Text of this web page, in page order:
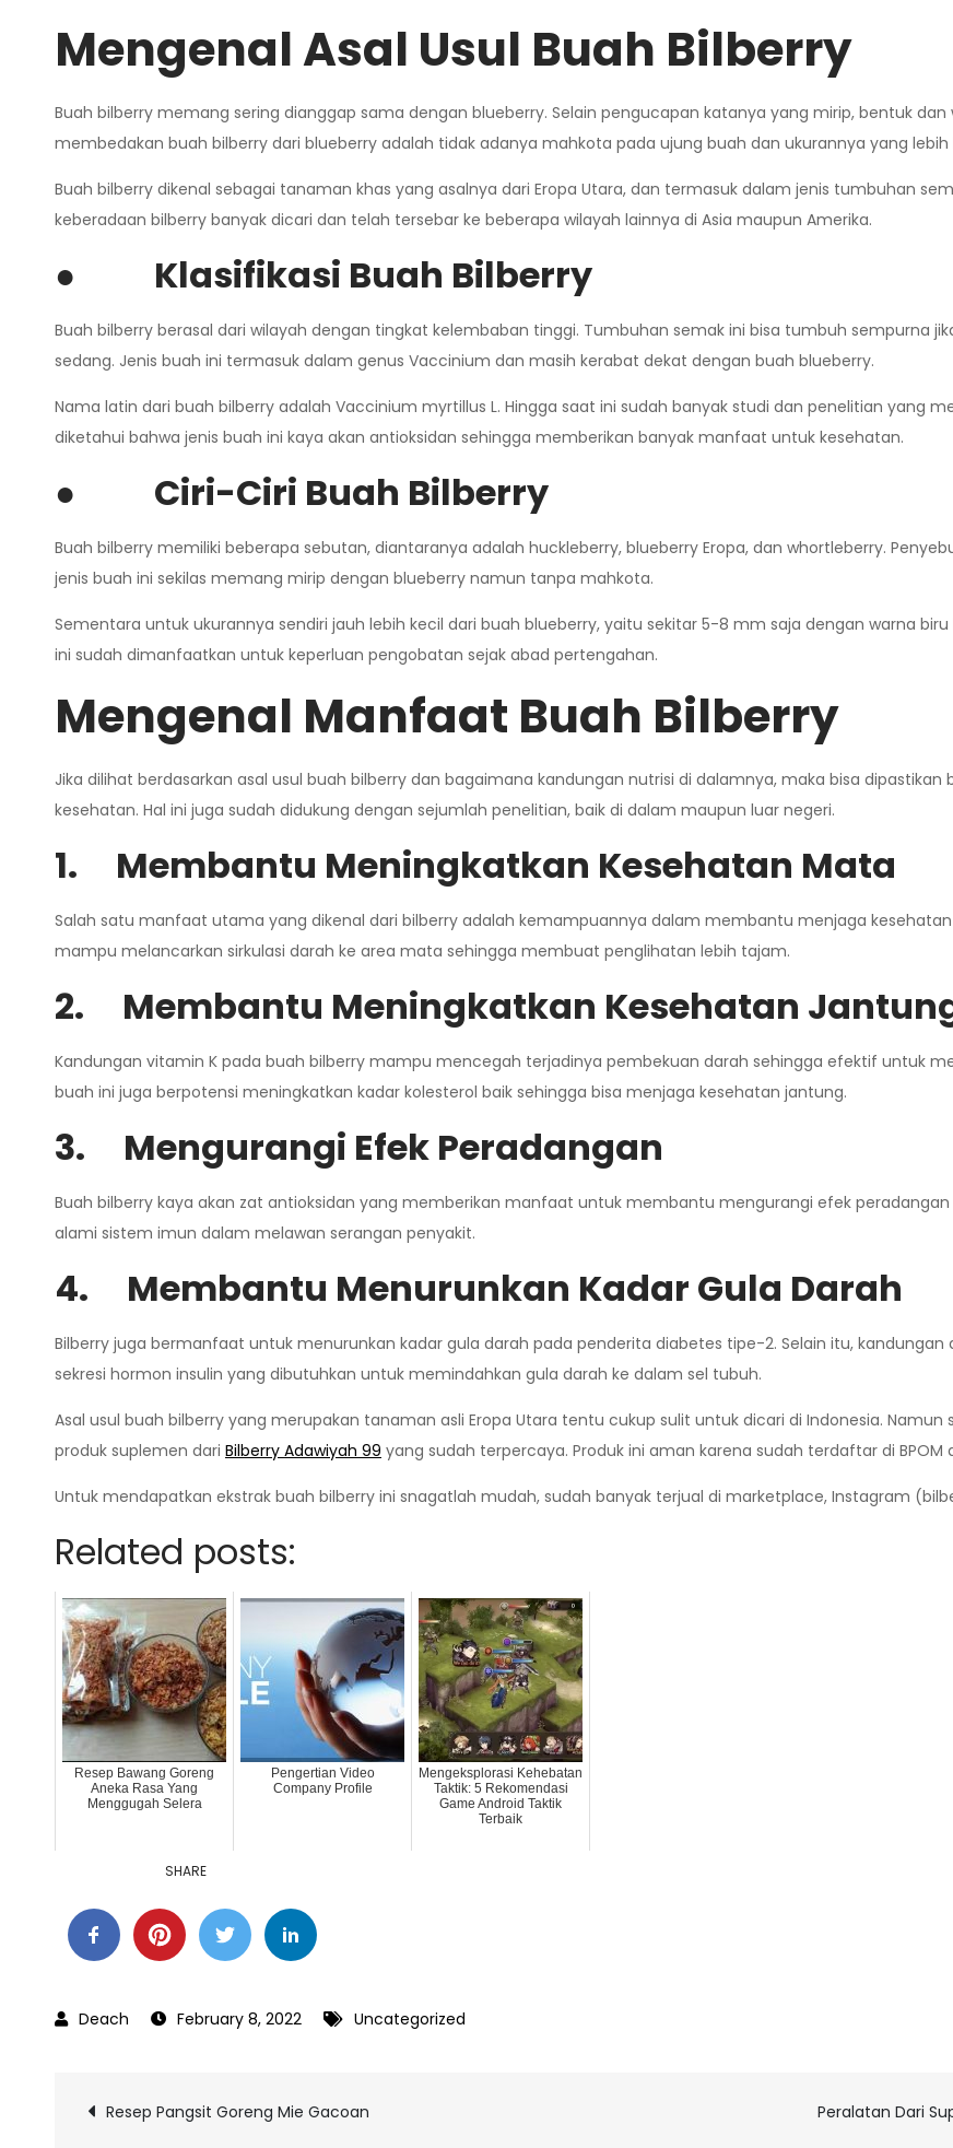
MengenalAsal Usul Buah Bilberry
Buah bilberry memang sering dianggap sama dengan blueberry. Selain pengucapan katanya yang mirip, bentuk
membedakan buah bilberry dari blueberry adalah tidak adanya mahkota pada ujung buah dan ukurannya yang lebih
Buah bilberry dikenal sebagai tanaman khas yang asalnya dari Eropa Utara, dan termasuk dalam jenis tumbuhan
keberadaan bilberry banyak dicari dan telah tersebar ke beberapa wilayah lainnya di Asia maupun Amerika.
● Klasifikasi Buah Bilberry
Buah bilberry berasal dari wilayah dengan tingkat kelembaban tinggi. Tumbuhan semak ini bisa tumbuh sempurna
sedang. Jenis buah ini termasuk dalam genus Vaccinium dan masih kerabat dekat dengan buah blueberry.
Nama latin dari buah bilberry adalah Vaccinium myrtillus L. Hingga saat ini sudah banyak studi dan penelitian yang
diketahui bahwa jenis buah ini kaya akan antioksidan sehingga memberikan banyak manfaat untuk kesehatan.
● Ciri-Ciri Buah Bilberry
Buah bilberry memiliki beberapa sebutan, diantaranya adalah huckleberry, blueberry Eropa, dan whortleberry.
jenis buah ini sekilas memang mirip dengan blueberry namun tanpa mahkota.
Sementara untuk ukurannya sendiri jauh lebih kecil dari buah blueberry, yaitu sekitar 5-8 mm saja dengan warna
ini sudah dimanfaatkan untuk keperluan pengobatan sejak abad pertengahan.
Mengenal Manfaat Buah Bilberry
Jika dilihat berdasarkan asal usul buah bilberry dan bagaimana kandungan nutrisi di dalamnya, maka bisa
kesehatan. Hal ini juga sudah didukung dengan sejumlah penelitian, baik di dalam maupun luar negeri.
1. Membantu Meningkatkan Kesehatan Mata
Salah satu manfaat utama yang dikenal dari bilberry adalah kemampuannya dalam membantu menjaga
mampu melancarkan sirkulasi darah ke area mata sehingga membuat penglihatan lebih tajam.
2. Membantu Meningkatkan Kesehatan
Kandungan vitamin K pada buah bilberry mampu mencegah terjadinya pembekuan darah sehingga efektif untuk
buah ini juga berpotensi meningkatkan kadar kolesterol baik sehingga bisa menjaga kesehatan jantung.
3. Mengurangi Efek Peradangan
Buah bilberry kaya akan zat antioksidan yang memberikan manfaat untuk membantu mengurangi efek
alami sistem imun dalam melawan serangan penyakit.
4. Membantu Menurunkan Kadar Gula Darah
Bilberry juga bermanfaat untuk menurunkan kadar gula darah pada penderita diabetes tipe-2. Selain itu,
sekresi hormon insulin yang dibutuhkan untuk memindahkan gula darah ke dalam sel tubuh.
Asal usul buah bilberry yang merupakan tanaman asli Eropa Utara tentu cukup sulit untuk dicari di Indonesia.
produk suplemen dari Bilberry Adawiyah 99 yang sudah terpercaya. Produk ini aman karena sudah terdaftar di BPOM
Untuk mendapatkan ekstrak buah bilberry ini snagatlah mudah, sudah banyak terjual di marketplace, Instagram
Related posts:
Resep Bawang Goreng
Aneka Rasa Yang
Menggugah Selera
Pengertian Video
Company Profile
Mengeksplorasi Kehebatan
Taktik: 5 Rekomendasi
Game Android Taktik
Terbaik
SHARE
February 8, 2022 Uncategorized
Post
Resep Pangsit Goreng Mie Gacoan Peralatan Dari